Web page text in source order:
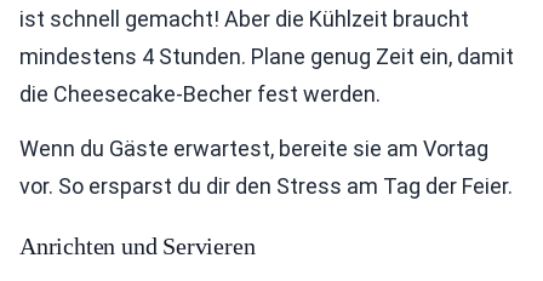
ist schnell gemacht! Aber die Kühlzeit braucht
mindestens 4 Stunden. Plane genug Zeit ein, damit
die Cheesecake-Becher fest werden.
Wenn du Gäste erwartest, bereite sie am Vortag
vor. So ersparst du dir den Stress am Tag der Feier.
Anrichten und Servieren